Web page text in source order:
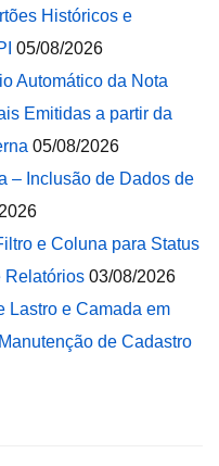
Históricos e
05/08/2026
Automático da Nota
Emitidas a partir da
05/08/2026
– Inclusão de Dados de
e Coluna para Status
Relatórios 03/08/2026
Lastro e Camada em
de Cadastro